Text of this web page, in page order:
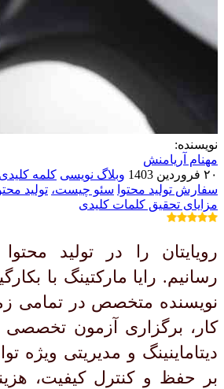
نویسنده:
مهنام آریامنش
۲۰ فروردین 1403
وبلاگ نویسی کلمه
سفارش تولید محتوا سئو چیست، تولید
مزایای تحقیق کلمات کلیدی
رویایتان را در تولید
نویسنده متخصص در تمامی
کار، برگزاری آزمون تخصصی
دیتاماینینگ و مدیریتی ویژه
بر حفظ و کنترل کیفیت،